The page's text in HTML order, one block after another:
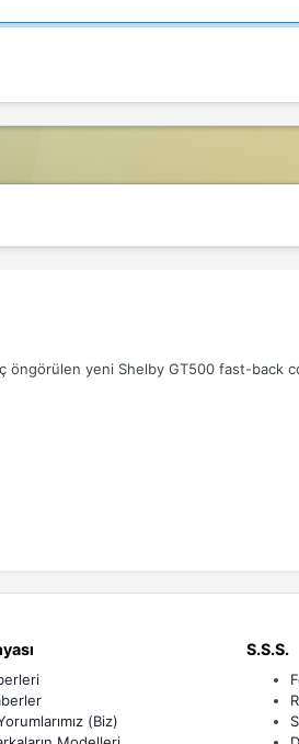
öngörülen yeni Shelby GT500 fast-back
(Biz)
S.S.S.